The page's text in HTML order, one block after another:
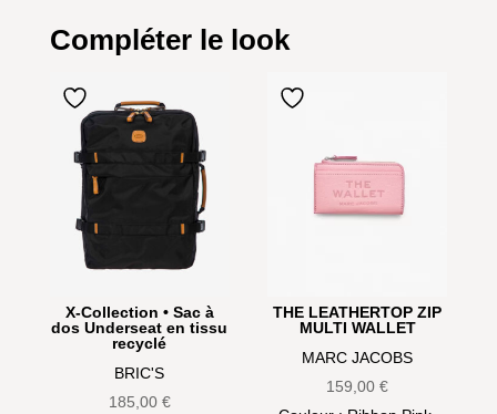
Compléter le look
X-Collection • Sac à
dos Underseat en tissu
recyclé
BRIC'S
185,00 €
THE LEATHERTOP ZIP
MULTI WALLET
MARC JACOBS
159,00€